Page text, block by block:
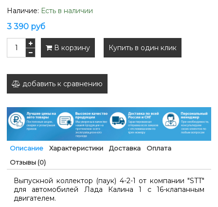
Наличие: Есть в наличии
3 390 руб
В корзину Купить в один клик
добавить к сравнению
Описание Характеристики Доставка
Оплата
Отзывы (0)
Выпускной коллектор (паук) 4-2-1 от компании "STT"
для автомобилей Лада Калина 1 с 16-клапанным
двигателем.